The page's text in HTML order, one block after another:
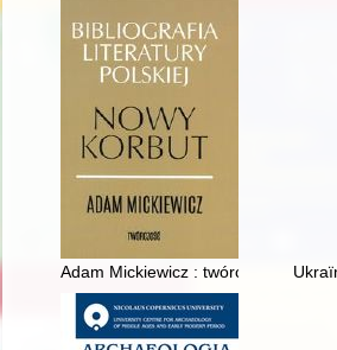
Adam Mickiewicz : twórczość. Vol. 1